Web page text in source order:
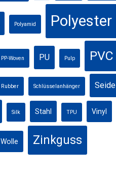
Polyamid Polyester
PP-Woven PU Pulp PVC
Rubber Schlüsselanhänger Seide
Silk Stahl TPU Vinyl
Wolle Zinkguss